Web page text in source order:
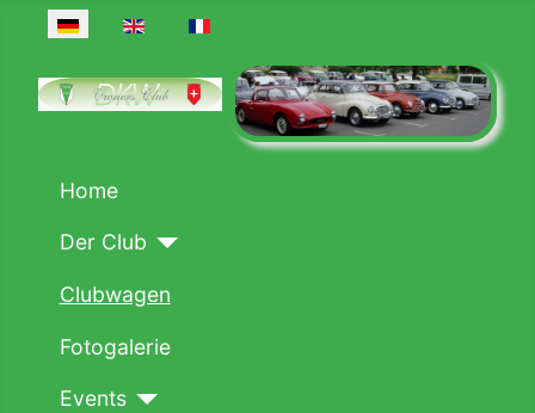
Sprache auswählen
Home
Der Club
Clubwagen
Fotogalerie
Events